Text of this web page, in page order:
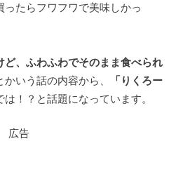
ったらフワフワで美味しかっ
ど、ふわふわでそのまま食べられ
かいう話の内容から、
「りくろー
は！？と話題になっています。
広告